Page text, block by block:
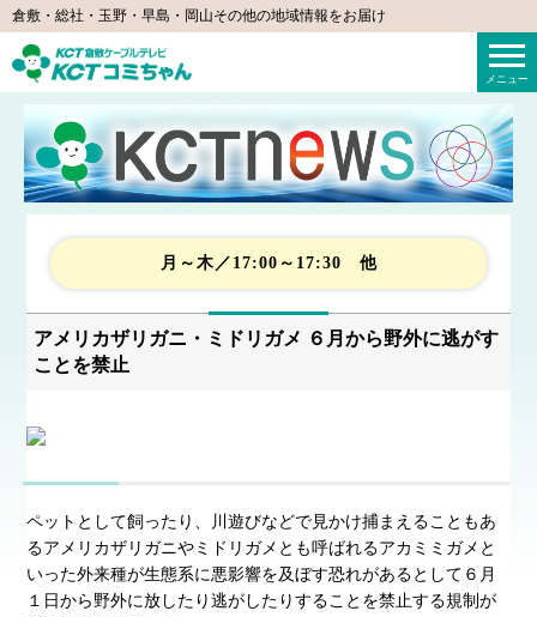
倉敷・総社・玉野・早島・岡山その他の地域情報をお届け
KCTコミちゃん（倉敷ケーブルテレビ）
メニュー
月～木／17:00～17:30 他
アメリカザリガニ・ミドリガメ ６月から野外に逃がす
ことを禁止
ペットとして飼ったり、川遊びなどで見かけ捕まえることもあ
るアメリカザリガニやミドリガメとも呼ばれるアカミミガメと
いった外来種が生態系に悪影響を及ぼす恐れがあるとして６月
１日から野外に放したり逃がしたりすることを禁止する規制が